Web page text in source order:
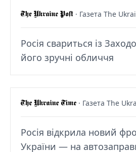
· Газета The
Росія свариться із
його зручні обличчя
· Газета The
Росія відкрила новий
України — на